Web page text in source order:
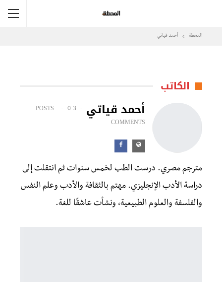
المحطة أحمد قياتي
الكاتب
أحمد قياتي 3 POSTS
0
COMMENTS
مترجم مصري. درست الطب لخمس سنوات ثم انتقلت إلى
دراسة الأدب الإنجليزي. مهتم بالثقافة والأدب وعلم النفس
والفلسفة والعلوم الطبيعية، ونشأت عاشقًا للغة.